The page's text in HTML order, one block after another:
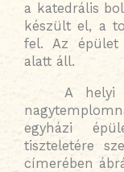
a katedrális
készült el, a
fel. Az épület
alatt áll.
A helyi
egyházi
tiszteletére
címerében